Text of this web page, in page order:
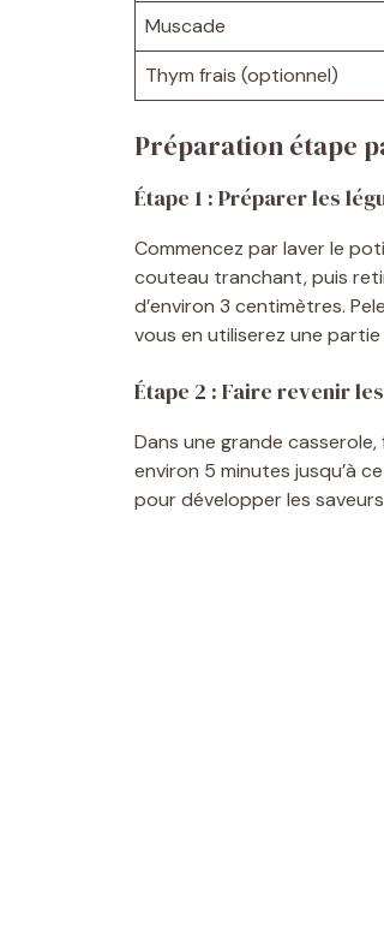
Muscade
Thym frais (optionnel)
Préparation étape
Étape 1 : Préparer les
Commencez par laver le
couteau tranchant, puis
d’environ 3 centimètres.
vous en utiliserez une
Étape 2 : Faire revenir
Dans une grande
environ 5 minutes jusqu’à
pour développer les